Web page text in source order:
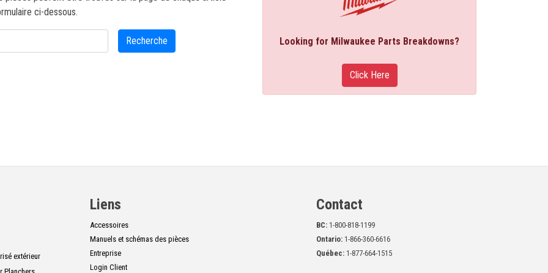
ci-dessous.
Recherche Looking for Milwaukee Parts Breakdowns?
Click Here
extérieur
Liens
Accessoires
Manuels et schémas des pièces
Entreprise
Login Client
Contact
BC:1-800-818-1199
Ontario:1-866-360-6616
Québec:1-877-664-1515